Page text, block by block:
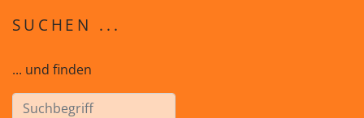
SUCHEN ...
... und finden